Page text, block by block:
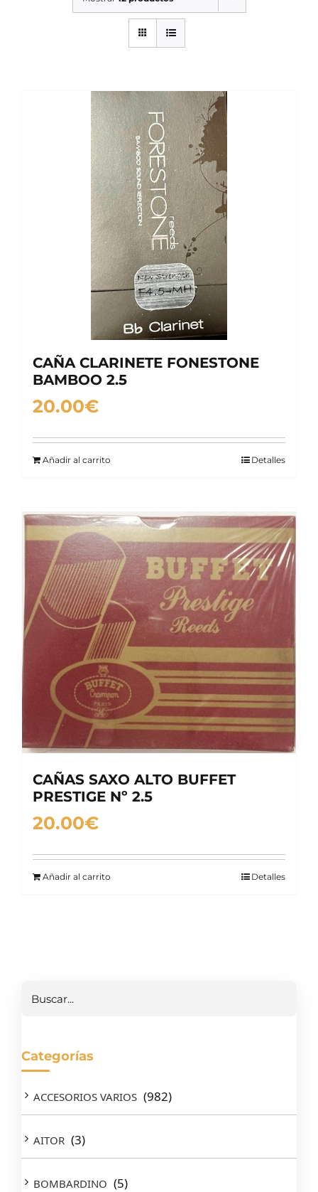
SERVICIOS TALLER
OCASIÓN
CAÑA CLARINETE FONESTONE
BAMBOO 2.5
20.00€
Añadir al carrito Detalles
CAÑAS SAXO ALTO BUFFET
PRESTIGE Nº 2.5
20.00€
Añadir al carrito Detalles
Categorías
ACCESORIOS VARIOS (982)
AITOR (3)
BOMBARDINO (5)